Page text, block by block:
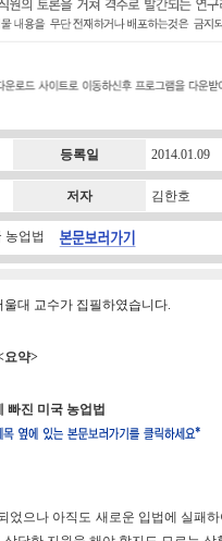
등록일 2014.01.09
저자 김한호
농업법
울대 교수가 집필하였습니다.
요약>
빠진 미국 농업법
었으나 아직도 새로운 입법에 실패하